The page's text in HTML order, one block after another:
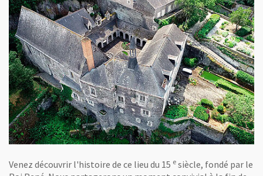
Venez découvrir l'histoire de ce lieu du 15 e siècle, fondé par le